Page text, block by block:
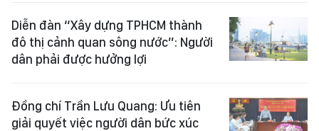
Diễn đàn “Xây dựng TPHCM thành
đô thị cảnh quan sông nước”: Người
dân phải được hưởng lợi
Đồng chí Trần Lưu Quang: Ưu tiên
giải quyết việc người dân bức xúc